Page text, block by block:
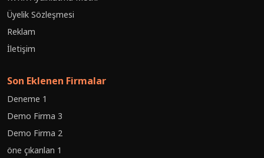
Üyelik Sözleşmesi
Reklam
İletişim
Son Eklenen Firmalar
Deneme 1
Demo Firma 3
Demo Firma 2
öne çıkarılan 1